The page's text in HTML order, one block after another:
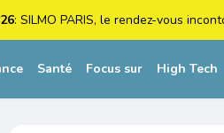
: SILMO PARIS, le rendez-vous
Santé Focus sur High Tech